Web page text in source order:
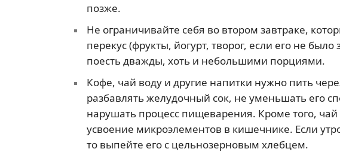
позже.
Не ограничивайте себя во втором завтраке,
перекус (фрукты, йогурт, творог, если его не
поесть дважды, хоть и небольшими порциями.
Кофе, чай воду и другие напитки нужно пить
разбавлять желудочный сок, не уменьшать его
нарушать процесс пищеварения. Кроме того,
усвоение микроэлементов в кишечнике. Если
то выпейте его с цельнозерновым хлебцем.